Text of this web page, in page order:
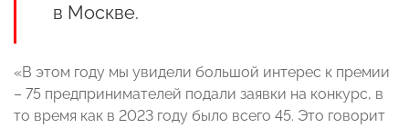
в Москве.
«В этом году мы увидели большой интерес к премии
– 75 предпринимателей подали заявки на конкурс, в
то время как в 2023 году было всего 45. Это говорит